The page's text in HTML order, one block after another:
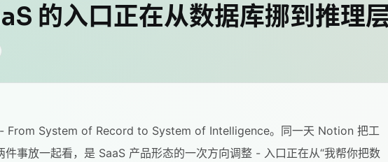
的入口正在从数据库挪到推理
- From System of Record to System of Intelligence。同一天 Notion 把工
事放一起看，是 SaaS 产品形态的一次方向调整 - 入口正在从“我帮你把数